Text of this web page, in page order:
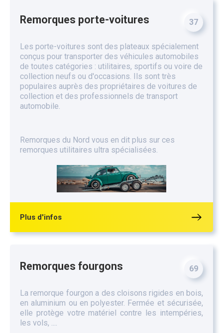
Remorques porte-voitures 37
Les porte-voitures sont des plateaux spécialement
conçus pour transporter des véhicules automobiles
de toutes catégories : utilitaires, sportifs ou voire de
collection neufs ou d'occasions. Ils sont très
populaires auprès des propriétaires de voitures de
collection et des professionnels de transport
automobile.
Remorques du Nord vous en dit plus sur ces
remorques utilitaires ultra spécialisées.
Plus d'infos
Remorques fourgons 69
La remorque fourgon a des cloisons rigides en bois,
en aluminium ou en polyester. Fermée et sécurisée,
elle protège votre matériel contre les intempéries,
les vols, ....